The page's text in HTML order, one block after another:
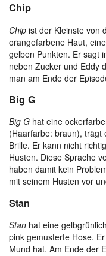
Chip
Chip ist der Kleinste von
orangefarbene Haut,
gelben Punkten. Er sagt
neben Zucker und Eddy
man am Ende der
Big G
Big G hat eine
(Haarfarbe: braun), trägt
Brille. Er kann nicht
Husten. Diese Sprache
haben damit kein
mit seinem Husten vor
Stan
Stan hat eine
pink gemusterte Hose.
Mund hat. Am Ende der